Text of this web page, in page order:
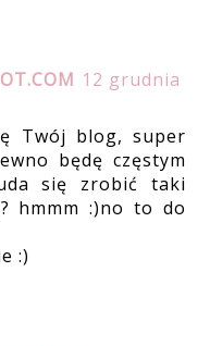
12 grudnia
Twój blog, super
będę częstym
się zrobić taki
hmmm :)no to do
:)